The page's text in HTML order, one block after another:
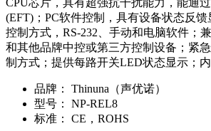
(EFT)；PC软件控制，具有设备状态反
控制方式，RS-232、手动和电脑软件；
和其他品牌中控或第三方控制设备；紧
制方式；提供每路开关LED状态显示；
品牌：
Thinuna（声优诺）
型号：
NP-REL8
标准：
CE，ROHS